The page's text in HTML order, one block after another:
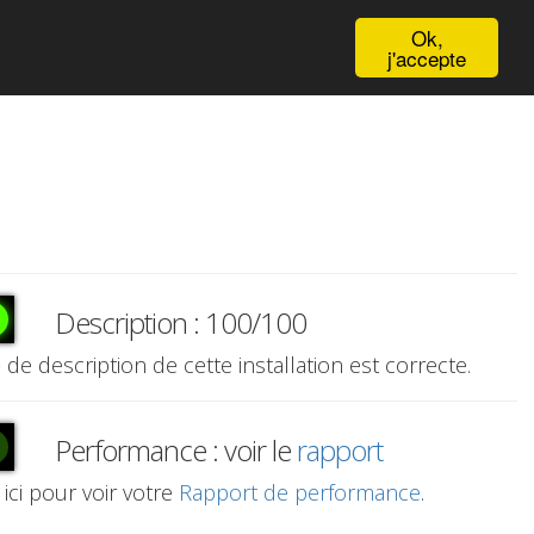
Ok,
j'accepte
Description : 100/100
de description de cette installation est correcte.
Performance : voir lerapport
ici pour voir votre Rapport de performance.